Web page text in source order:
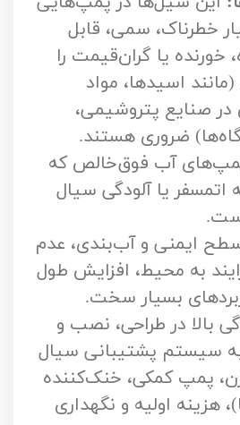
خطرناک، سمی، قابل
خورنده یا گران‌قیمت را
اسیدها، مواد
صنایع پتروشیمی،
ضروری هستند.
آب فوق‌خالص که
اتمسفر یا آلودگی سیال
سطح ایمنی و آب‌بندی، عدم
به محیط، افزایش طول
بسیار سخت.
بالا در طراحی، نصب و
به سیستم پشتیبانی سیال
پمپ کمکی، خنک‌کننده
هزینه اولیه و نگهداری